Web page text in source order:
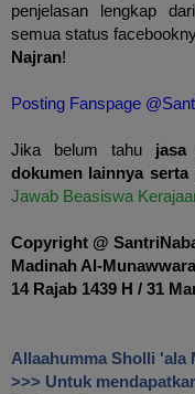
penjelasan lengkap
semua status
Najran!
Posting Fanspage
Jika belum tahu
dokumen lainnya serta
Jawab Beasiswa
Copyright @
Madinah Al-
14 Rajab 1439 H / 31
Allaahumma Sholli 'ala
>>> Untuk